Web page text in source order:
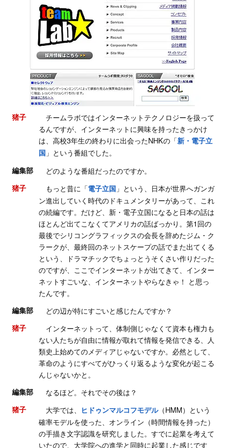
猪子
チームラボではインターネットテクノロジーを扱って
るんですが、インターネットに興味を持ったきっかけ
は、高校3年生の終わりに出会ったNHKの「新・電子立
国」という番組でした。
編集部 どのような番組だったのですか。
猪子 もっと昔に「電子立国」という、日本が世界へガンガ
ン進出していく時代のドキュメンタリーがあって、これ
の続編です。だけど、新・電子立国になると日本の話は
ほとんど出てこなくてアメリカの話ばっかり。第1回の
最後でシリコングラフィックスの会長を辞めたジム・ク
ラークが、最終回のネットスケープの話でまた出てくる
という、ドラマチックでちょっとうそくさい作りだった
のですが、ここでインターネットが出てきて、インター
ネットすごいな、インターネットやらなきゃ！ と思っ
たんです。
編集部 どの辺が特にすごいと感じたんですか？
猪子
インターネットって、体制側じゃなくて資本も権力も
ない人たちが自由に情報が取れて情報を発信できる、人
類史上始めてのメディアじゃないですか。必然として、
革命のようにすべてがひっくり返るような変化が起こる
んじゃないかと。
編集部 なるほど。それでその後は？
猪子 大学では、 ヒドゥンマルコフモデル（HMM）という
確率モデルを使った、オンライン（時間情報を持った）
の手描き文字認識を研究しました。すでに起業を考えて
いたので、大学院への進学と同時に起業した感じです